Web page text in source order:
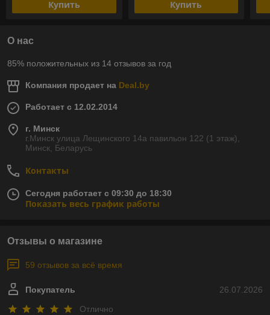
Купить Купить
О нас
85% положительных из 14 отзывов за год
Компания продает на Deal.by
Работает с 12.02.2014
г. Минск
г.Минск улица Лещинского 14а павильон 122 (1 этаж),
Минск, Беларусь
Контакты
Сегодня работает с 09:30 до 18:30
Показать весь график работы
Отзывы о магазине
59 отзывов за всё время
26.07.2026
Покупатель
Отлично